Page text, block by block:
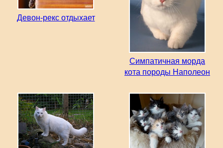
Девон-рекс отдыхает
Симпатичная морда
кота породы Наполеон